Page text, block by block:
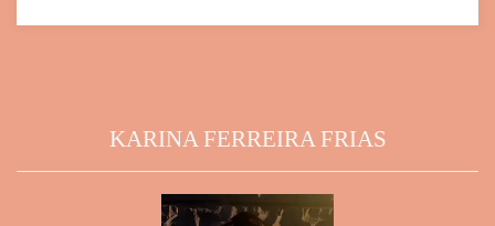
KARINA FERREIRA FRIAS